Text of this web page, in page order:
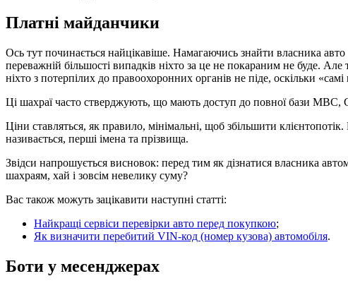
Платні майданчики
Ось тут починається найцікавіше. Намагаючись знайти власника
переважній більшості випадків ніхто за це не покараним не буде.
ніхто з потерпілих до правоохоронних органів не піде, оскільки «самі
Ці шахраї часто стверджують, що мають доступ до повної бази МВС,
Ціни ставляться, як правило, мінімальні, щоб збільшити
називається, перші імена та прізвища.
Звідси напрошується висновок: перед тим як дізнатися власника
шахраям, хай і зовсім невелику суму?
Вас також можуть зацікавити наступні статті:
Найкращі сервіси перевірки авто перед покупкою;
Як визначити перебитий VIN-код (номер кузова) автомобіля.
Боти у месенджерах